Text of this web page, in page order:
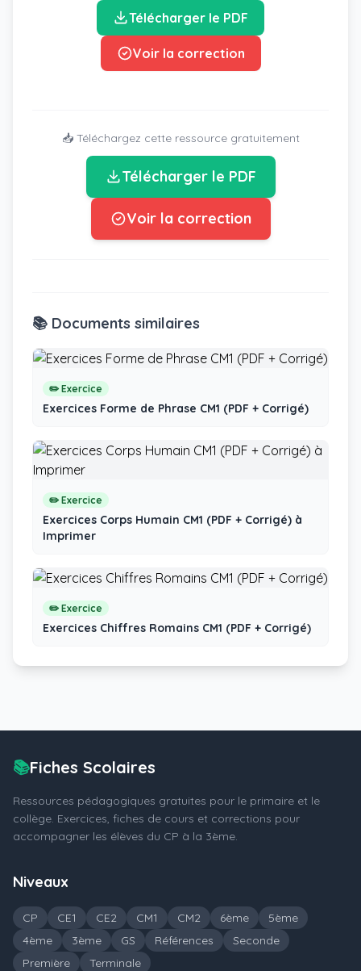
Télécharger le PDF
Voir la correction
📥 Téléchargez cette ressource gratuitement
Télécharger le PDF
Voir la correction
📚 Documents similaires
✏️ Exercice
Exercices Forme de Phrase CM1 (PDF + Corrigé)
✏️ Exercice
Exercices Corps Humain CM1 (PDF + Corrigé) à
Imprimer
✏️ Exercice
Exercices Chiffres Romains CM1 (PDF + Corrigé)
📚Fiches Scolaires
Ressources pédagogiques gratuites pour le primaire et le
collège. Exercices, fiches de cours et corrections pour
accompagner les élèves du CP à la 3ème.
Niveaux
CP CE1 CE2 CM1 CM2 6ème
5ème
4ème
3ème GS Références
Seconde
Première
Terminale